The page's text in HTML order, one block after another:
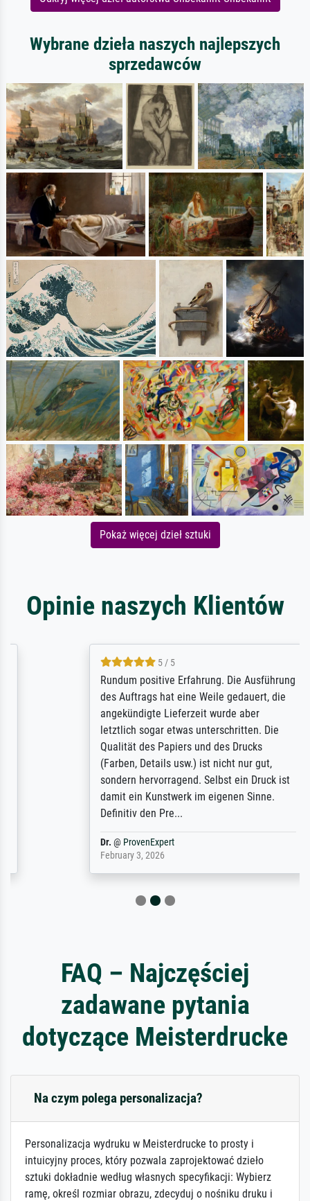
Wybrane dzieła naszych najlepszych
sprzedawców
Pokaż więcej dzieł sztuki
Opinie naszych Klientów
5 / 5
Rundum positive Erfahrung. Die Ausführung
des Auftrags hat eine Weile gedauert, die
angekündigte Lieferzeit wurde aber
letztlich sogar etwas unterschritten. Die
Qualität des Papiers und des Drucks
(Farben, Details usw.) ist nicht nur gut,
sondern hervorragend. Selbst ein Druck ist
damit ein Kunstwerk im eigenen Sinne.
Definitiv den Pre...
ProvenExpert
February 3, 2026
FAQ – Najczęściej
zadawane pytania
dotyczące Meisterdrucke
Na czym polega personalizacja?
Personalizacja wydruku w Meisterdrucke to prosty i
intuicyjny proces, który pozwala zaprojektować dzieło
sztuki dokładnie według własnych specyfikacji: Wybierz
ramę, określ rozmiar obrazu, zdecyduj o nośniku druku i